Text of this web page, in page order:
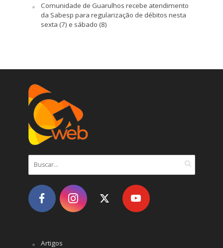
Comunidade de Guarulhos recebe atendimento
da Sabesp para regularização de débitos nesta
sexta (7) e sábado (8)
Artigos